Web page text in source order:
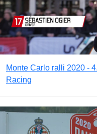
Monte Carlo ralli 2020 -
Racing